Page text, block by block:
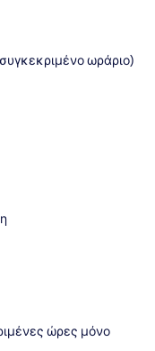
ωράριο)
ώρες μόνο